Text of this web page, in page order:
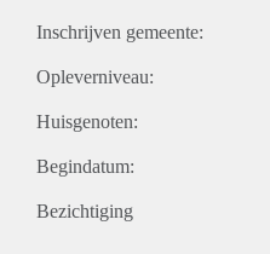
Inschrijven gemeente:
Opleverniveau:
Huisgenoten:
Begindatum:
Bezichtiging